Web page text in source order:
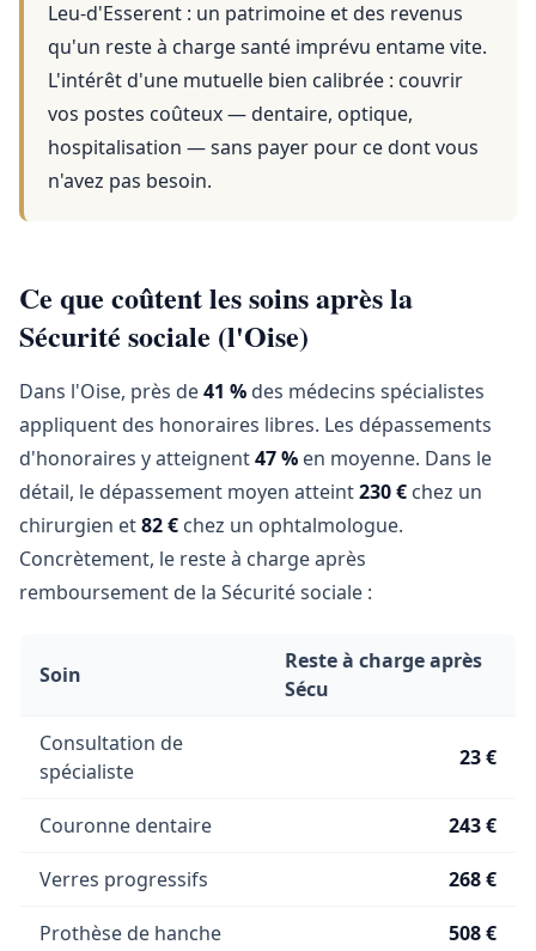
Leu-d'Esserent : un patrimoine et des revenus
qu'un reste à charge santé imprévu entame vite.
L'intérêt d'une mutuelle bien calibrée : couvrir
vos postes coûteux — dentaire, optique,
hospitalisation — sans payer pour ce dont vous
n'avez pas besoin.
Ce que coûtent les soins après la
Sécurité sociale (l'Oise)
Dans l'Oise, près de41 % des médecins spécialistes
appliquent des honoraires libres. Les dépassements
d'honoraires y atteignent47 % en moyenne. Dans le
détail, le dépassement moyen atteint230 € chez un
chirurgien et82 € chez un ophtalmologue.
Concrètement, le reste à charge après
remboursement de la Sécurité sociale :
Soin
Reste à charge après
Sécu
Consultation de
spécialiste
23 €
Couronne dentaire 243 €
Verres progressifs 268 €
Prothèse de hanche 508 €